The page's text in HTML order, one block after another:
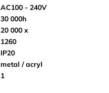
AC100 - 240V
30 000h
20 000 x
1260
IP20
metal / acryl
1